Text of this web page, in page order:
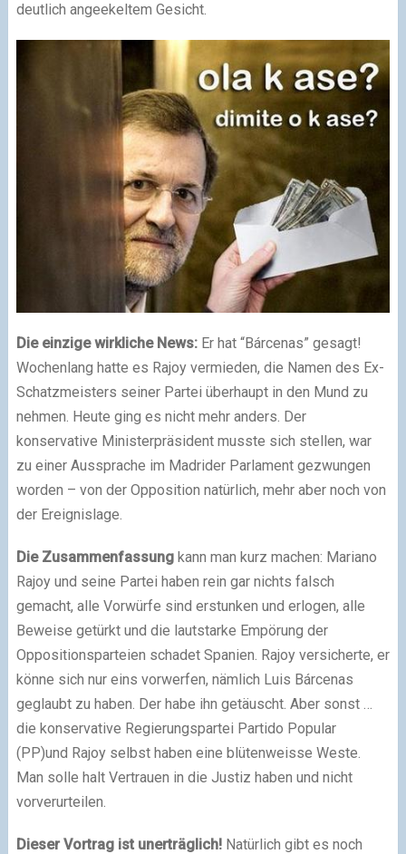
deutlich angeekeltem Gesicht.
Die einzige wirkliche News:Er hat “Bárcenas” gesagt!
Wochenlang hatte es Rajoy vermieden, die Namen des Ex-
Schatzmeisters seiner Partei überhaupt in den Mund zu
nehmen. Heute ging es nicht mehr anders. Der
konservative Ministerpräsident musste sich stellen, war
zu einer Aussprache im Madrider Parlament gezwungen
worden – von der Opposition natürlich, mehr aber noch von
der Ereignislage.
Die Zusammenfassungkann man kurz machen: Mariano
Rajoy und seine Partei haben rein gar nichts falsch
gemacht, alle Vorwürfe sind erstunken und erlogen, alle
Beweise getürkt und die lautstarke Empörung der
Oppositionsparteien schadet Spanien. Rajoy versicherte, er
könne sich nur eins vorwerfen, nämlich Luis Bárcenas
geglaubt zu haben. Der habe ihn getäuscht. Aber sonst …
die konservative Regierungspartei Partido Popular
(PP)und Rajoy selbst haben eine blütenweisse Weste.
Man solle halt Vertrauen in die Justiz haben und nicht
vorverurteilen.
Dieser Vortrag ist unerträglich!Natürlich gibt es noch